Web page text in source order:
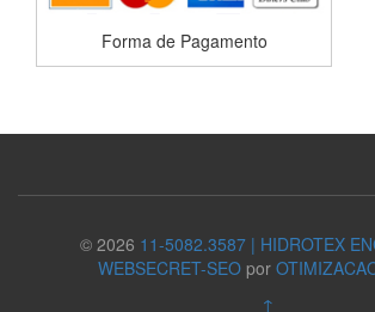
Forma de Pagamento
© 2026 11-5082.3587 | HIDROTEX
WEBSECRET-SEO por
↑